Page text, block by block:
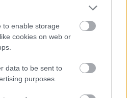
to enable storage
cookies on web or
data to be sent to
purposes.